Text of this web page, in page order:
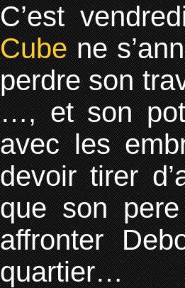
C’est
Cubene
perdre son
…, et son
avec les
devoir tirer
que son
affronter
quartier…